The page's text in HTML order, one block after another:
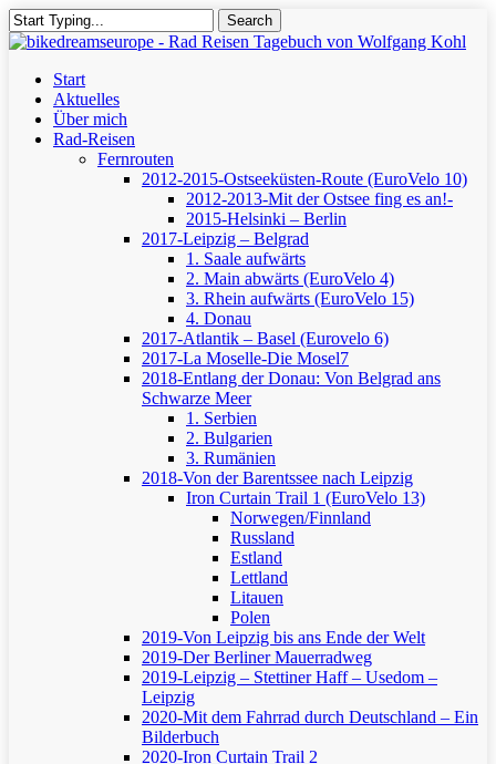
Skip
to
content
Search
Close
Menu
Start
Aktuelles
Über mich
Rad-Reisen
Fernrouten
2012-2015-Ostseeküsten-Route (EuroVelo 10)
2012-2013-Mit der Ostsee fing es an!-
2015-Helsinki – Berlin
2017-Leipzig – Belgrad
1. Saale aufwärts
2. Main abwärts (EuroVelo 4)
3. Rhein aufwärts (EuroVelo 15)
4. Donau
2017-Atlantik – Basel (Eurovelo 6)
2017-La Moselle-Die Mosel7
2018-Entlang der Donau: Von Belgrad ans
Schwarze Meer
1. Serbien
2. Bulgarien
3. Rumänien
2018-Von der Barentssee nach Leipzig
Iron Curtain Trail 1 (EuroVelo 13)
Norwegen/Finnland
Russland
Estland
Lettland
Litauen
Polen
2019-Von Leipzig bis ans Ende der Welt
2019-Der Berliner Mauerradweg
2019-Leipzig – Stettiner Haff – Usedom –
Leipzig
2020-Mit dem Fahrrad durch Deutschland – Ein
Bilderbuch
2020-Iron Curtain Trail 2